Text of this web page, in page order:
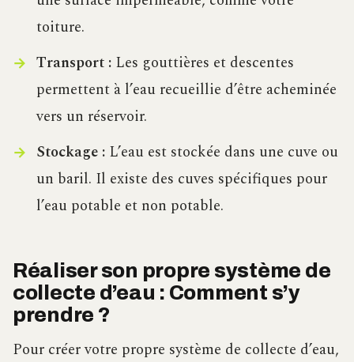
toiture.
Transport :Les gouttières et descentes
permettent à l’eau recueillie d’être acheminée
vers un réservoir.
Stockage :L’eau est stockée dans une cuve ou
un baril. Il existe des cuves spécifiques pour
l’eau potable et non potable.
Réaliser son propre système de
collecte d’eau : Comment s’y
prendre ?
Pour créer votre propre système de collecte d’eau,